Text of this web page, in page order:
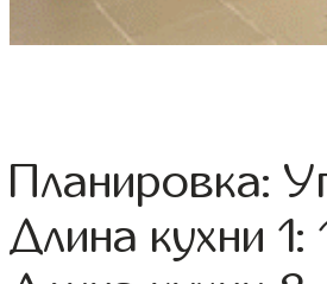
Планировка:
Длина кухни 1: